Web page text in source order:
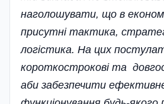
наголошувати, що в
присутні тактика,
логістика. На цих
короткострокові та
аби забезпечити